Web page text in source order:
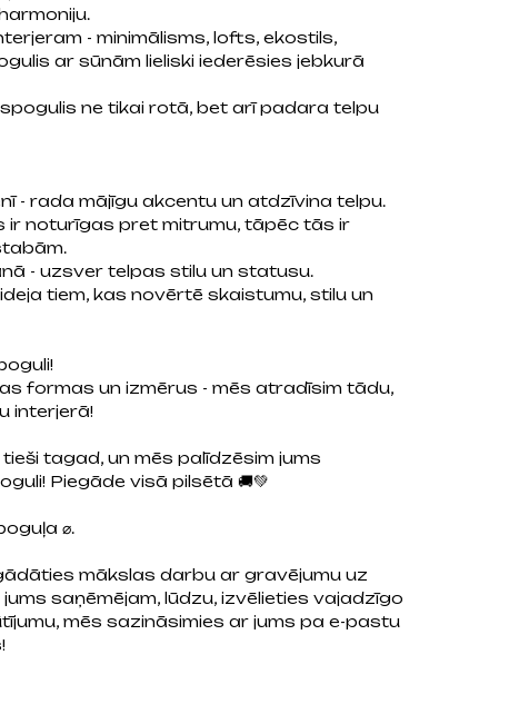
- minimālisms, lofts, ekostils,
ar sūnām lieliski iederēsies jebkurā
spogulis ne tikai rotā, bet arī padara telpu
- rada mājīgu akcentu un atdzīvina telpu.
ir noturīgas pret mitrumu, tāpēc tās ir
- uzsver telpas stilu un statusu.
tiem, kas novērtē skaistumu, stilu un
formas un izmērus - mēs atradīsim tādu,
interjerā!
tagad, un mēs palīdzēsim jums
Piegāde visā pilsētā 🚚💚
⌀.
mākslas darbu ar gravējumu uz
saņēmējam, lūdzu, izvēlieties vajadzīgo
mēs sazināsimies ar jums pa e-pastu